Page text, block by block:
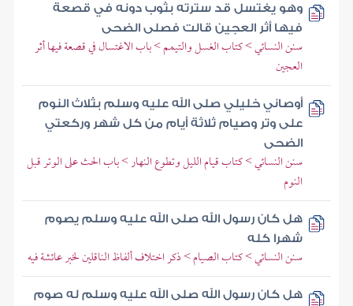
وهو يغتسل قد سترته بثوب دونه في قصعة
فيها أثر العجين قالت فصلى الضحى
سنن النسائي > كتاب الغسل والتيمم > باب الاغتسال في قصعة فيها أثر
العجين
أوصاني خليلي صلى الله عليه وسلم بثلاث النوم
على وتر وصيام ثلاثة أيام من كل شهر وركعتي
الضحى
سنن النسائي > كتاب قيام الليل وتطوع النهار > باب الحث على الوتر قبل
النوم
هل كان رسول الله صلى الله عليه وسلم يصوم
شهرا كله
سنن النسائي > كتاب الصيام > ذكر اختلاف ألفاظ الناقلين لخبر عائشة فيه
هل كان رسول الله صلى الله عليه وسلم له صوم